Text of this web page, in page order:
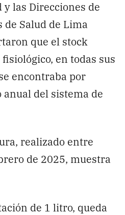
y las Direcciones de
de Salud de Lima
que el stock
en todas sus
encontraba por
del sistema de
realizado entre
de 2025, muestra
de 1 litro, queda